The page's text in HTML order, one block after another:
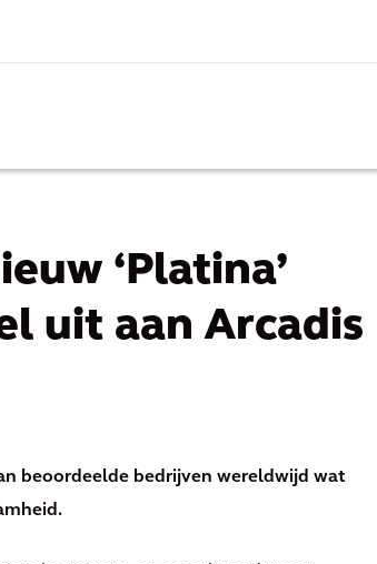
‘Platina’
uit aan Arcadis
beoordeelde bedrijven wereldwijd wat